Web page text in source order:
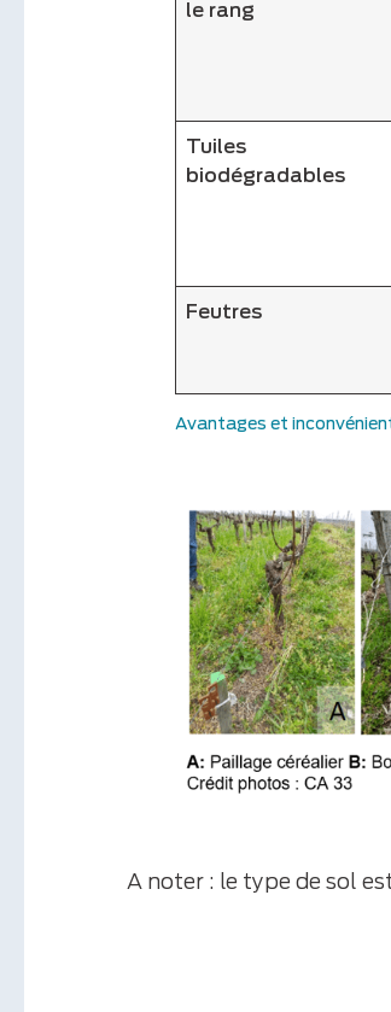
le rang
Tuiles
biodégradables
Feutres
Avantages et
A noter : le type de sol